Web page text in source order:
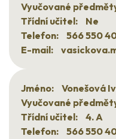
Vyučované
Třídní učitel:
Ne
Telefon:
566 550
E-mail:
Jméno:
Vonešová
Vyučované
Třídní učitel:
4. A
Telefon:
566 550